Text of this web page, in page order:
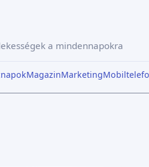
a mindennapokra
MagazinMarketing